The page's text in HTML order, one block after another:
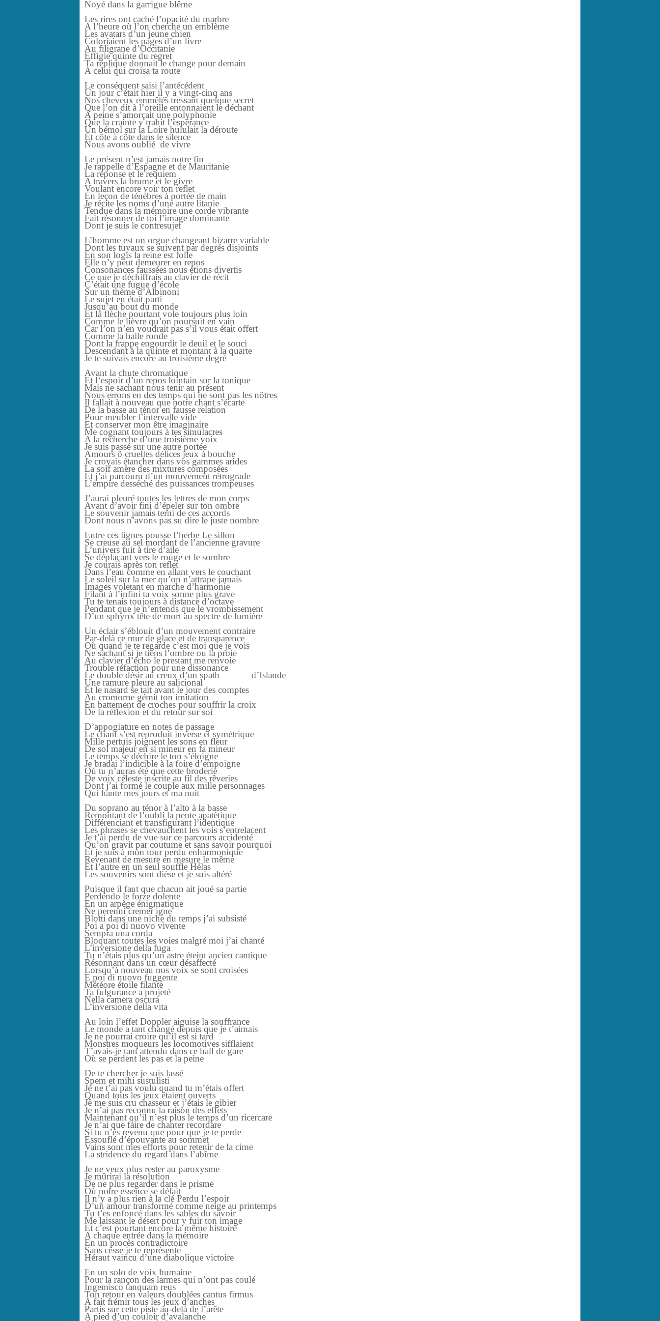
Noyé dans la garrigue blême
Les rires ont caché l’opacité du marbre
A l’heure où l’on cherche un emblème
Les avatars d’un jeune chien
Coloriaient les pages d’un livre
Au filigrane d’Occitanie
Effigie quinte du regret
Ta réplique donnait le change pour demain
A celui qui croisa ta route
Le conséquent saisi l’antécédent
Un jour c’était hier il y a vingt-cinq ans
Nos cheveux emmêlés tressant quelque secret
Que l’on dit à l’oreille entonnaient le déchant
A peine s’amorçait une polyphonie
Que la crainte y trahit l’espérance
Un bémol sur la Loire hululait la déroute
Et côte à côte dans le silence
Nous avons oublié de vivre
Le présent n’est jamais notre fin
Je rappelle d’Espagne et de Mauritanie
La réponse et le requiem
A travers la brume et le givre
Voulant encore voir ton reflet
En leçon de ténèbres à portée de main
Je récite les noms d’une autre litanie
Tendue dans la mémoire une corde vibrante
Fait résonner de toi l’image dominante
Dont je suis le contresujet
L’homme est un orgue changeant bizarre variable
Dont les tuyaux se suivent par degrés disjoints
En son logis la reine est folle
Elle n’y peut demeurer en repos
Consonances faussées nous étions divertis
Ce que je déchiffrais au clavier de récit
C’était une fugue d’école
Sur un thème d’Albinoni
Le sujet en était parti
Jusqu’au bout du monde
Et la flèche pourtant vole toujours plus loin
Comme le lièvre qu’on poursuit en vain
Car l’on n’en voudrait pas s’il vous était offert
Comme la balle ronde
Dont la frappe engourdit le deuil et le souci
Descendant à la quinte et montant à la quarte
Je te suivais encore au troisième degré
Avant la chute chromatique
Et l‘espoir d’un repos lointain sur la tonique
Mais ne sachant nous tenir au présent
Nous errons en des temps qui ne sont pas les nôtres
Il fallait à nouveau que notre chant s’écarte
De la basse au ténor en fausse relation
Pour meubler l’intervalle vide
Et conserver mon être imaginaire
Me cognant toujours à tes simulacres
A la recherche d’une troisième voix
Je suis passé sur une autre portée
Amours ô cruelles délices jeux à bouche
Je croyais étancher dans vos gammes arides
La soif amère des mixtures composées
Et j’ai parcouru d’un mouvement rétrograde
L’empire desséché des puissances trompeuses
J’aurai pleuré toutes les lettres de mon corps
Avant d’avoir fini d’épeler sur ton ombre
Le souvenir jamais terni de ces accords
Dont nous n’avons pas su dire le juste nombre
Entre ces lignes pousse l’herbe Le sillon
Se creuse au sel mordant de l’ancienne gravure
L’univers fuit à tire d’aile
Se déplaçant vers le rouge et le sombre
Je courais après ton reflet
Dans l’eau comme en allant vers le couchant
Le soleil sur la mer qu’on n’attrape jamais
Images voletant en marche d’harmonie
Filant à l’infini ta voix sonne plus grave
Tu te tenais toujours à distance d’octave
Pendant que je n’entends que le vrombissement
D’un sphynx tête de mort au spectre de lumière
Un éclair s’éblouit d’un mouvement contraire
Par-delà ce mur de glace et de transparence
Où quand je te regarde c’est moi que je vois
Ne sachant si je tiens l’ombre ou la proie
Au clavier d’écho le prestant me renvoie
Trouble réfaction pour une dissonance
Le double désir au creux d’un spath d’Islande
Une ramure pleure au salicional
Et le nasard se tait avant le jour des comptes
Au cromorne gémit ton imitation
En battement de croches pour souffrir la croix
De la réflexion et du retour sur soi
D’appogiature en notes de passage
Le chant s’est reproduit inverse et symétrique
Mille pertuis joignent les sons en fleur
De sol majeur en si mineur en fa mineur
Le temps se déchire le ton s’éloigne
Je bradai l’indicible à la foire d’empoigne
Où tu n’auras été que cette broderie
De voix céleste inscrite au fil des rêveries
Dont j’ai formé le couple aux mille personnages
Qui hante mes jours et ma nuit
Du soprano au ténor à l’alto à la basse
Remontant de l’oubli la pente apatètique
Différenciant et transfigurant l’identique
Les phrases se chevauchent les vois s’entrelacent
Je t’ai perdu de vue sur ce parcours accidenté
Qu’on gravit par coutume et sans savoir pourquoi
Et je suis à mon tour perdu enharmonique
Revenant de mesure en mesure le même
Et l’autre en un seul souffle Hélas
Les souvenirs sont dièse et je suis altéré
Puisque il faut que chacun ait joué sa partie
Perdendo le forze dolente
En un arpège énigmatique
Ne perenni cremer igne
Blotti dans une niche du temps j’ai subsisté
Poi a poi di nuovo vivente
Sempra una corda
Bloquant toutes les voies malgré moi j’ai chanté
L’inversione della fuga
Tu n’étais plus qu’un astre éteint ancien cantique
Résonnant dans un cœur désaffecté
Lorsqu’à nouveau nos voix se sont croisées
E poi di nuovo fuggente
Météore étoile filante
Ta fulgurance a projeté
Nella camera oscura
L’inversione della vita
Au loin l’effet Doppler aiguise la souffrance
Le monde a tant changé depuis que je t’aimais
Je ne pourrai croire qu’il est si tard
Monstres moqueurs les locomotives sifflaient
T’avais-je tant attendu dans ce hall de gare
Où se perdent les pas et la peine
De te chercher je suis lassé
Spem et mihi sustulisti
Je ne t’ai pas voulu quand tu m’étais offert
Quand tous les jeux étaient ouverts
Je me suis cru chasseur et j’étais le gibier
Je n’ai pas reconnu la raison des effets
Maintenant qu’il n’est plus le temps d’un ricercare
Je n’ai que faire de chanter recordare
Si tu n’es revenu que pour que je te perde
Essouflé d’épouvante au sommet
Vains sont mes efforts pour retenir de la cime
La stridence du regard dans l’abîme
Je ne veux plus rester au paroxysme
Je mûrirai la résolution
De ne plus regarder dans le prisme
Où notre essence se défait
Il n’y a plus rien à la clé Perdu l’espoir
D’un amour transformé comme neige au printemps
Tu t’es enfoncé dans les sables du savoir
Me laissant le désert pour y fuir ton image
Et c’est pourtant encore la même histoire
A chaque entrée dans la mémoire
En un procès contradictoire
Sans cesse je te représente
Héraut vaincu d’une diabolique victoire
En un solo de voix humaine
Pour la rançon des larmes qui n’ont pas coulé
Ingemisco tanquam reus
Ton retour en valeurs doublées cantus firmus
A fait frémir tous les jeux d’anches
Partis sur cette piste au-delà de l’arête
A pied d’un couloir d’avalanche